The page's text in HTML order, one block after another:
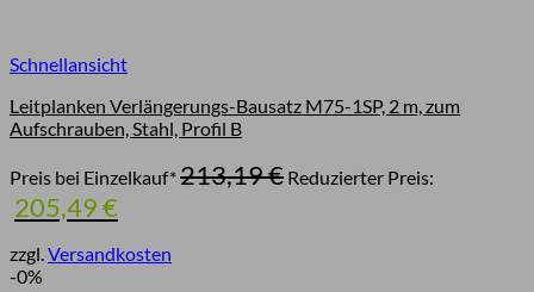
Schnellansicht
Leitplanken Verlängerungs-Bausatz M75-1SP, 2 m, zum
Aufschrauben, Stahl, Profil B
Preis bei Einzelkauf*213,19€ Ursprünglicher
Preis
Reduzierter Preis:
205,49€
Preis
ist:
205,49 €.
zzgl.Versandkosten
-0%